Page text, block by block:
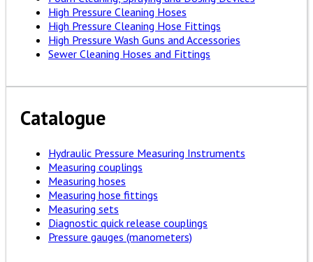
High Pressure Cleaning Hoses
High Pressure Cleaning Hose Fittings
High Pressure Wash Guns and Accessories
Sewer Cleaning Hoses and Fittings
Catalogue
Hydraulic Pressure Measuring Instruments
Measuring couplings
Measuring hoses
Measuring hose fittings
Measuring sets
Diagnostic quick release couplings
Pressure gauges (manometers)